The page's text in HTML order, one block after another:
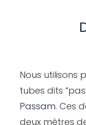
Nous utilisons
tubes dits
Passam. Ces
deux mètres